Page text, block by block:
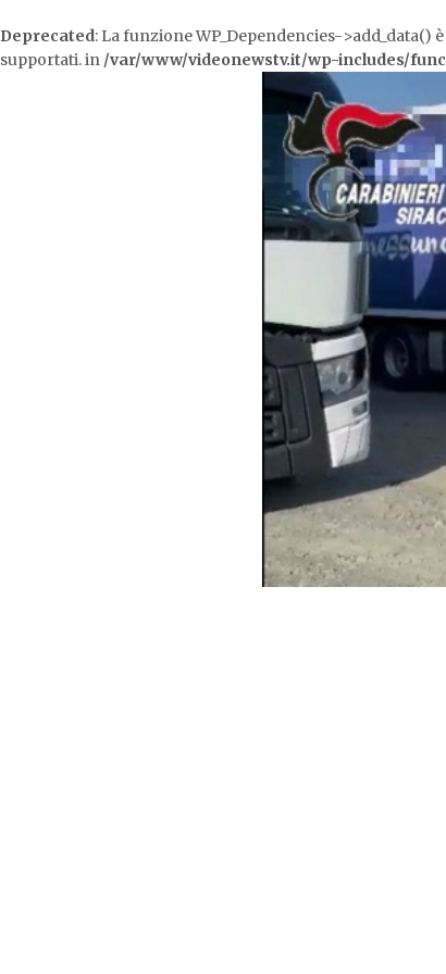
Deprecated: La funzione WP_Dependencies->add_data()
supportati. in /var/www/videonewstv.it/wp-includes/